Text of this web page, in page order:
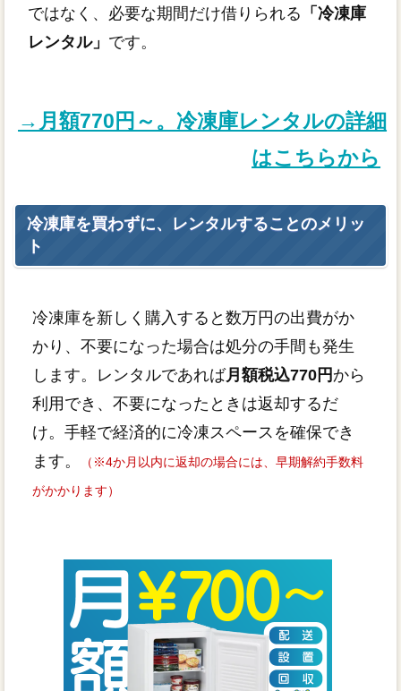
ではなく、必要な期間だけ借りられる 「冷凍庫
レンタル」 です。
→月額770円～。冷凍庫レンタルの詳細
はこちらから
冷凍庫を買わずに、レンタルすることのメリッ
ト
冷凍庫を新しく購入すると数万円の出費がか
かり、不要になった場合は処分の手間も発生
します。レンタルであれば月額税込770円から
利用でき、不要になったときは返却するだ
け。手軽で経済的に冷凍スペースを確保でき
ます。
（※4か月以内に返却の場合には、早期解約手数料
がかかります）